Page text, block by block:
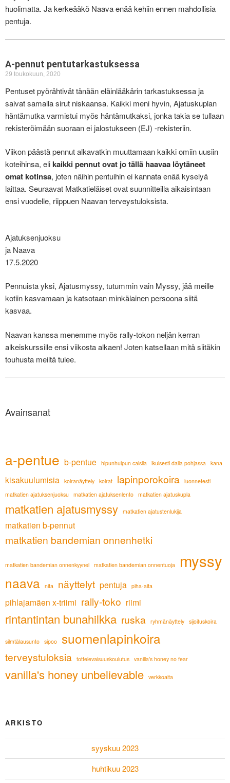
huolimatta. Ja kerkeääkö Naava enää kehiin ennen mahdollisia
pentuja.
A-pennut pentutarkastuksessa
29 toukokuun, 2020
Pentuset pyörähtivät tänään eläinlääkärin tarkastuksessa ja
saivat samalla sirut niskaansa. Kaikki meni hyvin, Ajatuskuplan
häntämutka varmistui myös häntämutkaksi, jonka takia se tullaan
rekisteröimään suoraan ei jalostukseen (EJ) -rekisteriin.
Viikon päästä pennut alkavatkin muuttamaan kaikki omiin uusiin
koteihinsa, elikaikki pennut ovat jo tällä haavaa löytäneet
omat kotinsa, joten näihin pentuihin ei kannata enää kyselyä
laittaa. Seuraavat Matkatieläiset ovat suunnitteilla aikaisintaan
ensi vuodelle, riippuen Naavan terveystuloksista.
Ajatuksenjuoksu
ja Naava
17.5.2020
Pennuista yksi, Ajatusmyssy, tutummin vain Myssy, jää meille
kotiin kasvamaan ja katsotaan minkälainen persoona siitä
kasvaa.
Naavan kanssa menemme myös rally-tokon neljän kerran
alkeiskurssille ensi viikosta alkaen! Joten katsellaan mitä siitäkin
touhusta meiltä tulee.
Avainsanat
a-pentue b-pentue hipunhuipun caisila ikuisesti dalla pohjassa kana
kisakuulumisia koiranäyttely koirat lapinporokoira luonnetesti
matkatien ajatuksenjuoksu matkatien ajatuksenlento matkatien ajatuskupla
matkatien ajatusmyssy matkatien ajatustenlukija
matkatien b-pennut
matkatien bandemian onnenhetki
matkatien bandemian onnenkyynel matkatien bandemian onnentuoja myssy
naava nita näyttelyt pentuja piha-aita
pihlajamäen x-triimi rally-toko riimi
rintantintan bunahilkka ruska ryhmänäyttely sijoituskoira
silmtälausunto sipoo suomenlapinkoira
terveystuloksia tottelevaisuuskoulutus vanilla's honey no fear
vanilla's honey unbelievable verkkoaita
ARKISTO
syyskuu 2023
huhtikuu 2023